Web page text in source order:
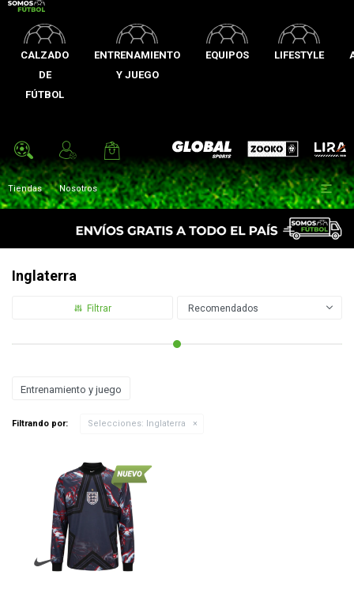
CALZADO
DE
FÚTBOL
ENTRENAMIENTO
Y JUEGO
EQUIPOS LIFESTYLE
Global Sports Zooko Lira
Tiendas Nosotros 
Inglaterra
Recomendados
Entrenamiento y juego
Filtrando por: Selecciones: Inglaterra